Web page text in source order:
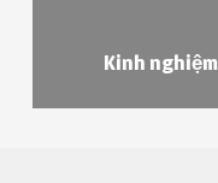
Kinh